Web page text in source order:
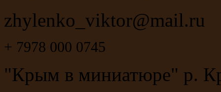
zhylenko_viktor@mail.ru
+ 7978 000 0745
"Крым в миниатюре" р.